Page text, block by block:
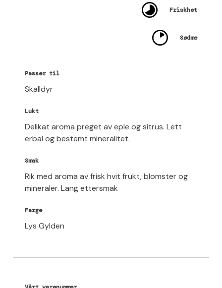
Friskhet
Sødme
Passer til
Skalldyr
Lukt
Delikat aroma preget av eple og sitrus. Lett
erbal og bestemt mineralitet.
Smak
Rik med aroma av frisk hvit frukt, blomster og
mineraler. Lang ettersmak
Farge
Lys Gylden